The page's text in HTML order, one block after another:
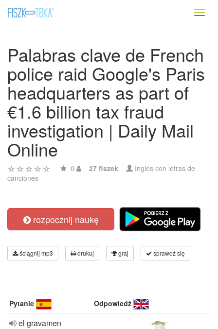
Palabras clave de French
police raid Google's Paris
headquarters as part of
€1.6 billion tax fraud
investigation | Daily Mail
Online
0 27 fiszek
Ingles con letras de
canciones
rozpocznij naukę
ściągnij mp3 drukuj graj sprawdź się
Pytanie Odpowiedź
el gravamen